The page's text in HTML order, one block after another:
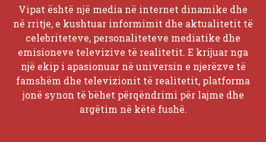
Vipat është një media në internet dinamike dhe
në rritje, e kushtuar informimit dhe aktualitetit të
celebriteteve, personaliteteve mediatike dhe
emisioneve televizive të realitetit. E krijuar nga
një ekip i apasionuar në universin e njerëzve të
famshëm dhe televizionit të realitetit, platforma
jonë synon të bëhet përqëndrimi për lajme dhe
argëtim në këtë fushë.